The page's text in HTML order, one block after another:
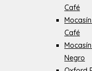
Café
Café
Negro